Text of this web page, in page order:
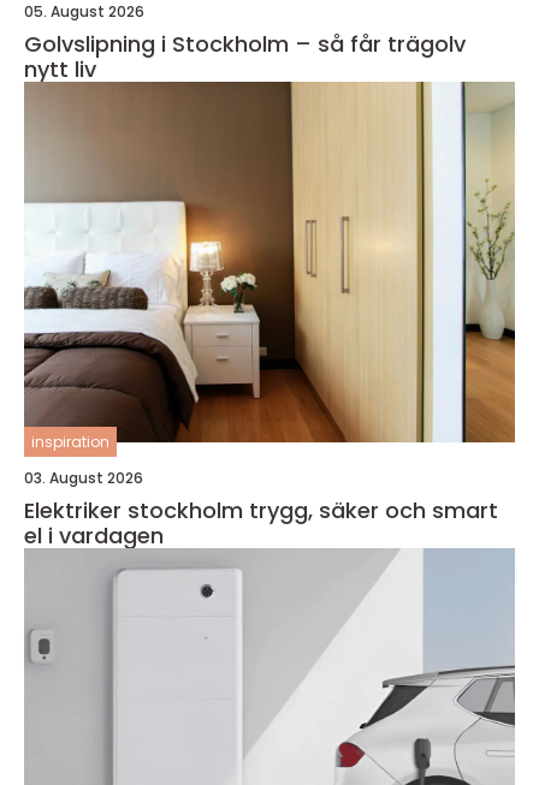
05. August 2026
Golvslipning i Stockholm – så får trägolv
nytt liv
inspiration
03. August 2026
Elektriker stockholm trygg, säker och smart
el i vardagen